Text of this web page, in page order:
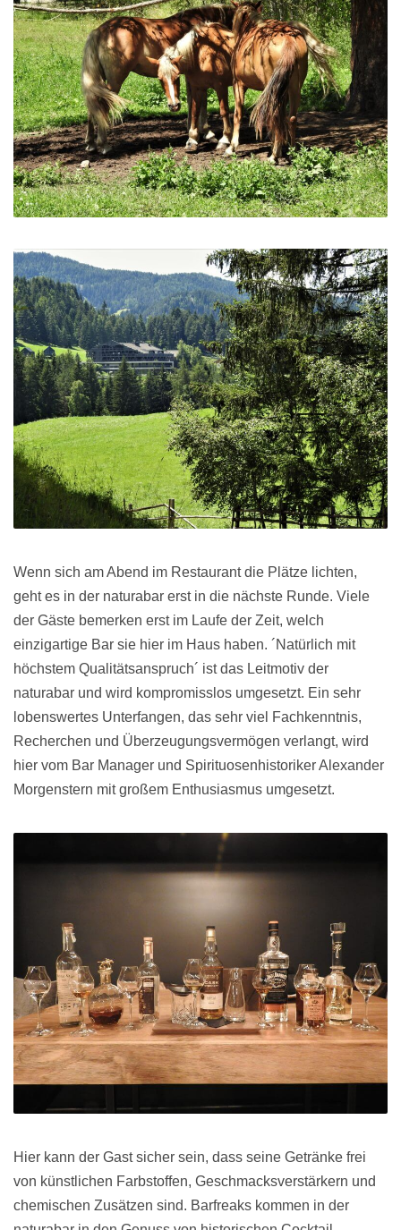
Wenn sich am Abend im Restaurant die Plätze lichten,
geht es in der naturabar erst in die nächste Runde. Viele
der Gäste bemerken erst im Laufe der Zeit, welch
einzigartige Bar sie hier im Haus haben. ´Natürlich mit
höchstem Qualitätsanspruch´ ist das Leitmotiv der
naturabar und wird kompromisslos umgesetzt. Ein sehr
lobenswertes Unterfangen, das sehr viel Fachkenntnis,
Recherchen und Überzeugungsvermögen verlangt, wird
hier vom Bar Manager und Spirituosenhistoriker Alexander
Morgenstern mit großem Enthusiasmus umgesetzt.
Hier kann der Gast sicher sein, dass seine Getränke frei
von künstlichen Farbstoffen, Geschmacksverstärkern und
chemischen Zusätzen sind. Barfreaks kommen in der